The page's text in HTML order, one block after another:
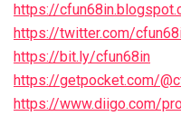
https://
https://twitter.com/
https://bit.ly/cfun68in
https://getpocket.com/
https://www.diigo.com/